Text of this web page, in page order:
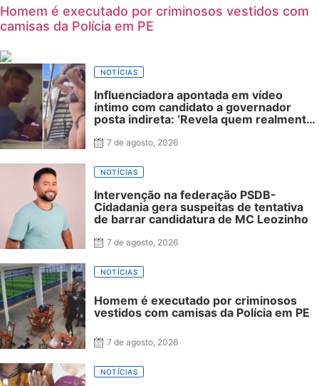
Homem é executado por criminosos vestidos com
camisas da Polícia em PE
NOTÍCIAS
Influenciadora apontada em vídeo
íntimo com candidato a governador
posta indireta: ‘Revela quem realmente
7 de agosto, 2026
NOTÍCIAS
Intervenção na federação PSDB-
Cidadania gera suspeitas de tentativa
de barrar candidatura de MC Leozinho
7 de agosto, 2026
NOTÍCIAS
Homem é executado por criminosos
vestidos com camisas da Polícia em PE
7 de agosto, 2026
NOTÍCIAS